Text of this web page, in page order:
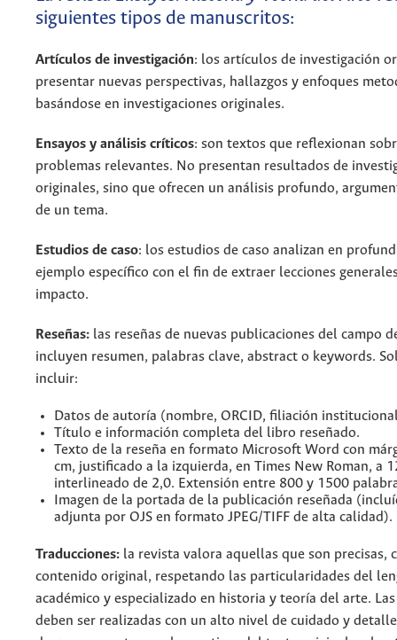
siguientes tipos de manuscritos:
Artículos de investigación: los artículos de investigación
presentar nuevas perspectivas, hallazgos y enfoques
basándose en investigaciones originales.
Ensayos y análisis críticos: son textos que reflexionan
problemas relevantes. No presentan resultados de
originales, sino que ofrecen un análisis profundo,
de un tema.
Estudios de caso: los estudios de caso analizan en
ejemplo específico con el fin de extraer lecciones
impacto.
Reseñas: las reseñas de nuevas publicaciones del campo
incluyen resumen, palabras clave, abstract o keywords.
incluir:
Datos de autoría (nombre, ORCID, filiación
Título e información completa del libro reseñado.
Texto de la reseña en formato Microsoft Word con
cm, justificado a la izquierda, en Times New Roman, a
interlineado de 2,0. Extensión entre 800 y 1500
Imagen de la portada de la publicación reseñada
adjunta por OJS en formato JPEG/TIFF de alta calidad).
Traducciones: la revista valora aquellas que son precisas,
contenido original, respetando las particularidades del
académico y especializado en historia y teoría del arte.
deben ser realizadas con un alto nivel de cuidado y